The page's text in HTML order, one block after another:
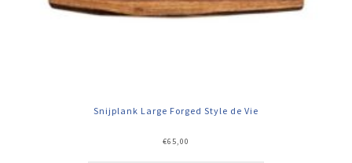
Snijplank Large Forged Style de Vie
€65,00